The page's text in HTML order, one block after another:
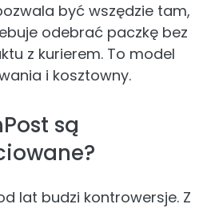
być wszędzie tam,
odebrać paczkę bez
z kurierem. To model
i kosztowny.
są
lat budzi kontrowersje. Z